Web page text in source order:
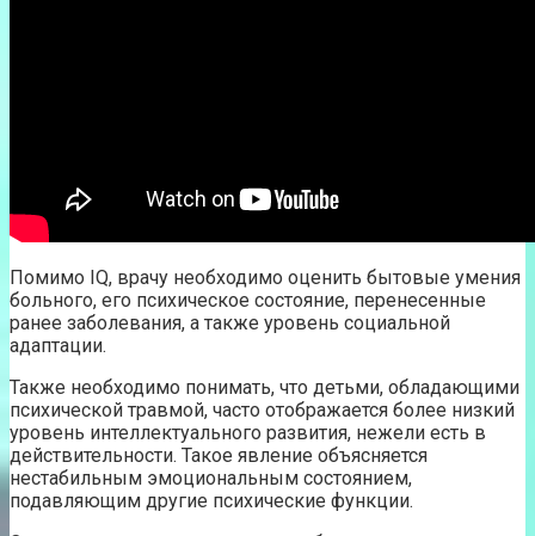
Помимо IQ, врачу необходимо оценить бытовые умения
больного, его психическое состояние, перенесенные
ранее заболевания, а также уровень социальной
адаптации.
Также необходимо понимать, что детьми, обладающими
психической травмой, часто отображается более низкий
уровень интеллектуального развития, нежели есть в
действительности. Такое явление объясняется
нестабильным эмоциональным состоянием,
подавляющим другие психические функции.